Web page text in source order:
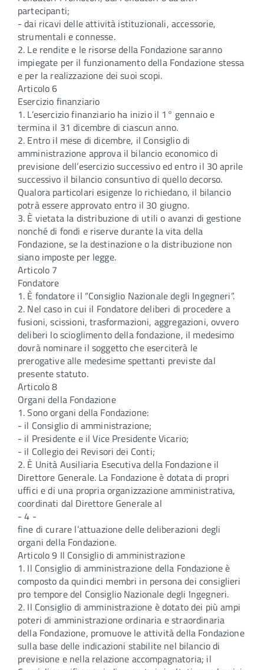
partecipanti;
- dai ricavi delle attività istituzionali, accessorie,
strumentali e connesse.
2. Le rendite e le risorse della Fondazione saranno
impiegate per il funzionamento della Fondazione stessa
e per la realizzazione dei suoi scopi.
Articolo 6
Esercizio finanziario
1. L’esercizio finanziario ha inizio il 1° gennaio e
termina il 31 dicembre di ciascun anno.
2. Entro il mese di dicembre, il Consiglio di
amministrazione approva il bilancio economico di
previsione dell’esercizio successivo ed entro il 30 aprile
successivo il bilancio consuntivo di quello decorso.
Qualora particolari esigenze lo richiedano, il bilancio
potrà essere approvato entro il 30 giugno.
3. È vietata la distribuzione di utili o avanzi di gestione
nonché di fondi e riserve durante la vita della
Fondazione, se la destinazione o la distribuzione non
siano imposte per legge.
Articolo 7
Fondatore
1. È fondatore il “Consiglio Nazionale degli Ingegneri”.
2. Nel caso in cui il Fondatore deliberi di procedere a
fusioni, scissioni, trasformazioni, aggregazioni, ovvero
deliberi lo scioglimento della fondazione, il medesimo
dovrà nominare il soggetto che eserciterà le
prerogative alle medesime spettanti previste dal
presente statuto.
Articolo 8
Organi della Fondazione
1. Sono organi della Fondazione:
- il Consiglio di amministrazione;
- il Presidente e il Vice Presidente Vicario;
- il Collegio dei Revisori dei Conti;
2. È Unità Ausiliaria Esecutiva della Fondazione il
Direttore Generale. La Fondazione è dotata di propri
uffici e di una propria organizzazione amministrativa,
coordinati dal Direttore Generale al
- 4 -
fine di curare l’attuazione delle deliberazioni degli
organi della Fondazione.
Articolo 9 Il Consiglio di amministrazione
1. Il Consiglio di amministrazione della Fondazione è
composto da quindici membri in persona dei consiglieri
pro tempore del Consiglio Nazionale degli Ingegneri.
2. Il Consiglio di amministrazione è dotato dei più ampi
poteri di amministrazione ordinaria e straordinaria
della Fondazione, promuove le attività della Fondazione
sulla base delle indicazioni stabilite nel bilancio di
previsione e nella relazione accompagnatoria; il